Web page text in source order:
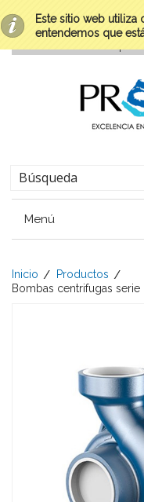
Este sitio web utiliza
entendemos que
Menú
Inicio
Productos
Bombas centrifugas